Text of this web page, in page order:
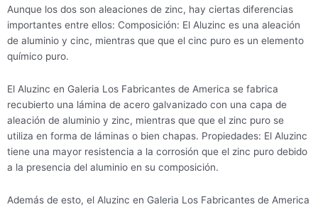
Aunque los dos son aleaciones de zinc, hay ciertas diferencias
importantes entre ellos: Composición: El Aluzinc es una aleación
de aluminio y cinc, mientras que que el cinc puro es un elemento
químico puro.
El Aluzinc en Galeria Los Fabricantes de America se fabrica
recubierto una lámina de acero galvanizado con una capa de
aleación de aluminio y zinc, mientras que que el zinc puro se
utiliza en forma de láminas o bien chapas. Propiedades: El Aluzinc
tiene una mayor resistencia a la corrosión que el zinc puro debido
a la presencia del aluminio en su composición.
Además de esto, el Aluzinc en Galeria Los Fabricantes de America